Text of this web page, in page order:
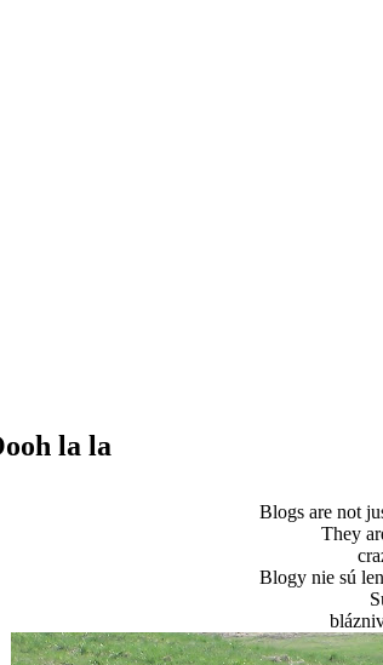
la la
Blogs are not
They
Blogy nie sú